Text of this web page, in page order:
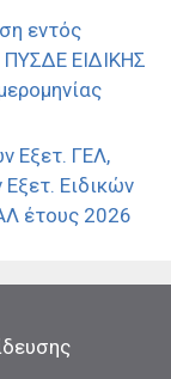
εντός
ΕΙΔΙΚΗΣ
Εξετ. ΓΕΛ,
Ειδικών
έτους 2026